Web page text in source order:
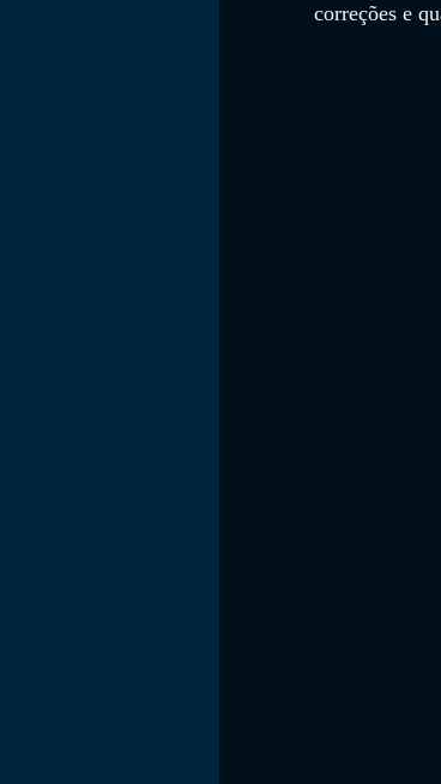
correções e